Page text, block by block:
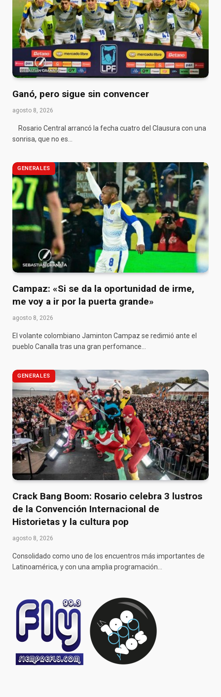
Ganó, pero sigue sin convencer
agosto 8, 2026
Rosario Central arrancó la fecha cuatro del Clausura con una
sonrisa, que no es…
GENERALES
Campaz: «Si se da la oportunidad de irme,
me voy a ir por la puerta grande»
agosto 8, 2026
El volante colombiano Jaminton Campaz se redimió ante el
pueblo Canalla tras una gran perfomance…
GENERALES
Crack Bang Boom: Rosario celebra 3 lustros
de la Convención Internacional de
Historietas y la cultura pop
agosto 8, 2026
Consolidado como uno de los encuentros más importantes de
Latinoamérica, y con una amplia programación…